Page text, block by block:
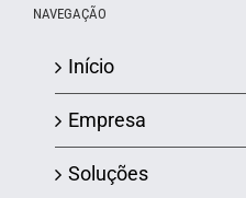
NAVEGAÇÃO
Início
Empresa
Soluções